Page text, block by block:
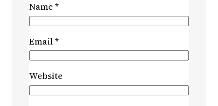
Name *
Email*
Website